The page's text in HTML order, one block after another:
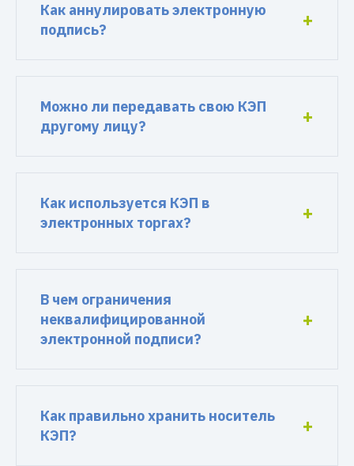
Как аннулировать электронную
подпись?
Можно ли передавать свою КЭП
другому лицу?
Как используется КЭП в
электронных торгах?
В чем ограничения
неквалифицированной
электронной подписи?
Как правильно хранить носитель
КЭП?